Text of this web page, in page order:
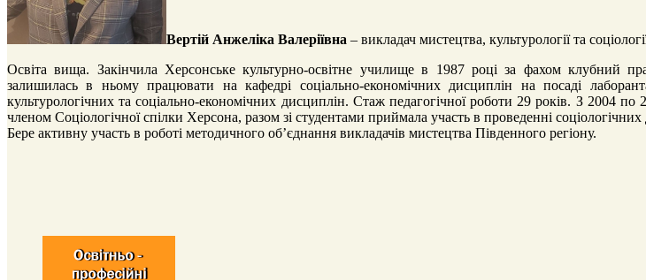
Вертій Анжеліка Валеріївна – викладач мистецтва, культурології та
Освіта вища. Закінчила Херсонське культурно-освітне училище в 1987 році за фахом клубний
залишилась в ньому працювати на кафедрі соціально-економічних дисциплін на посаді
культурологічних та соціально-економічних дисциплін. Стаж педагогічної роботи 29 років. З 2004
членом Соціологічної спілки Херсона, разом зі студентами приймала участь в проведенні соціологічних
Бере активну участь в роботі методичного об’єднання викладачів мистецтва Південного регіону.